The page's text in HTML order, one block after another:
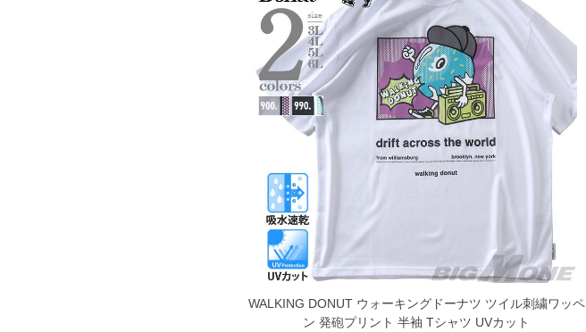
WALKING DONUT ウォーキングドーナツ ツイル刺繍ワッペ
ン 発砲プリント 半袖 Tシャツ UVカット